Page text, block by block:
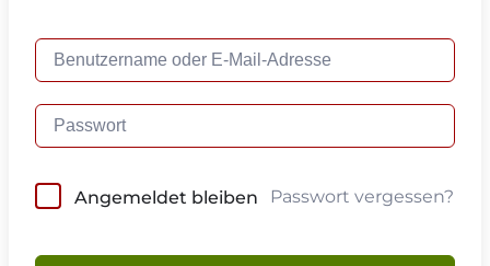
Angemeldet bleiben Passwort vergessen?